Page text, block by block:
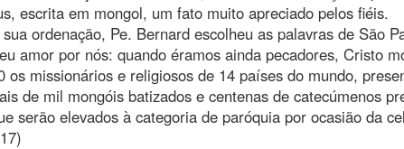
escrita em mongol, um fato muito apreciado pelos fiéis.
ordenação, Pe. Bernard escolheu as palavras de São
amor por nós: quando éramos ainda pecadores, Cristo
os missionários e religiosos de 14 países do mundo,
de mil mongóis batizados e centenas de catecúmenos
serão elevados à categoria de paróquia por ocasião da